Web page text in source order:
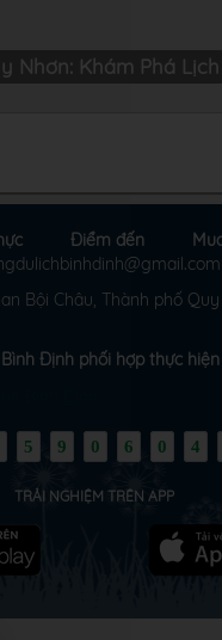
Nhơn: Khám Phá
Điểm đến
Bội Châu, Thành phố
Bình Định phối hợp thực hiện
5 9 0 6 0 4
TRẢI NGHIỆM TRÊN APP